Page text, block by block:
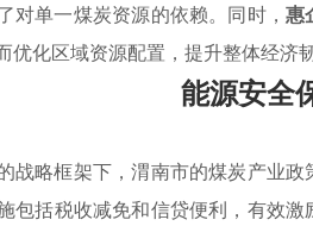
对单一煤炭资源的依赖。同时， 惠
优化区域资源配置，提升整体经济
能源安全
战略框架下，渭南市的煤炭产业政
包括税收减免和信贷便利，有效